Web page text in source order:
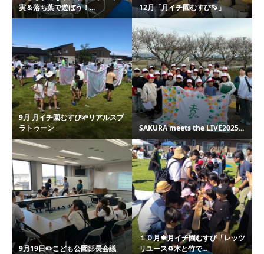
実＆落ち葉で遊ぼう！...
12月「月イチ園むすび🍠」
9月 月イチ園むすび🌱リアルスプ
ラトゥーン
SAKURA meets the LIVE2025...
9月19日✏️こども公園部長会議
１０月🍁月イチ園むすび「レッツ
リユース♻️木と竹で...